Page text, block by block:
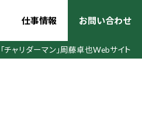
仕事情報 お問い合わせ
「チャリダーマン」周藤卓也Webサイト